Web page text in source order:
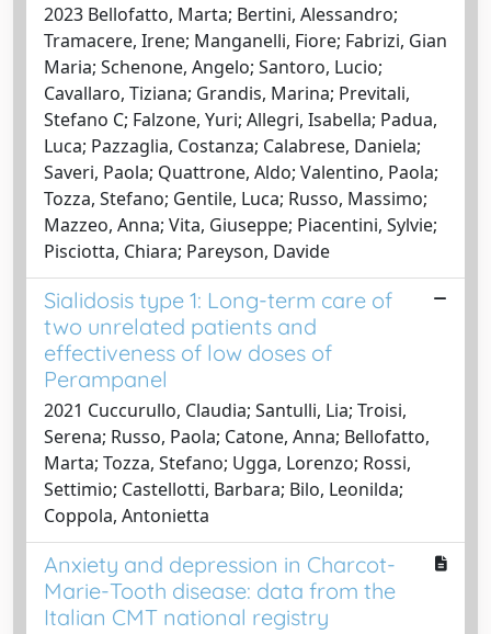
2023 Bellofatto, Marta; Bertini, Alessandro;
Tramacere, Irene; Manganelli, Fiore; Fabrizi, Gian
Maria; Schenone, Angelo; Santoro, Lucio;
Cavallaro, Tiziana; Grandis, Marina; Previtali,
Stefano C; Falzone, Yuri; Allegri, Isabella; Padua,
Luca; Pazzaglia, Costanza; Calabrese, Daniela;
Saveri, Paola; Quattrone, Aldo; Valentino, Paola;
Tozza, Stefano; Gentile, Luca; Russo, Massimo;
Mazzeo, Anna; Vita, Giuseppe; Piacentini, Sylvie;
Pisciotta, Chiara; Pareyson, Davide
Sialidosis type 1: Long-term care of
two unrelated patients and
effectiveness of low doses of
Perampanel
2021 Cuccurullo, Claudia; Santulli, Lia; Troisi,
Serena; Russo, Paola; Catone, Anna; Bellofatto,
Marta; Tozza, Stefano; Ugga, Lorenzo; Rossi,
Settimio; Castellotti, Barbara; Bilo, Leonilda;
Coppola, Antonietta
Anxiety and depression in Charcot-
Marie-Tooth disease: data from the
Italian CMT national registry